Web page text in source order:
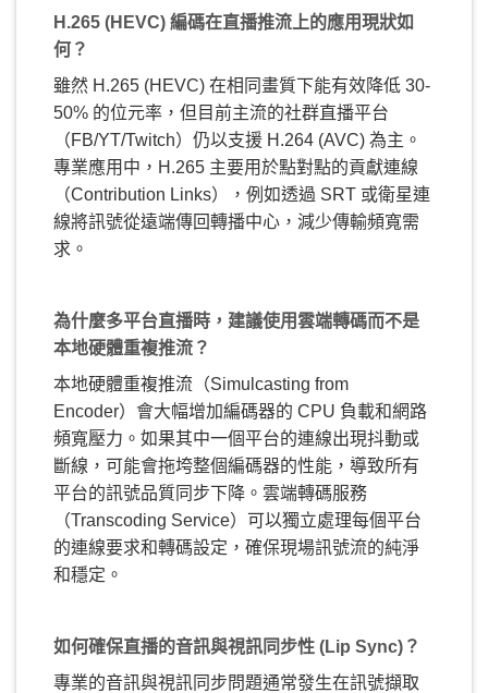
H.265 (HEVC) 編碼在直播推流上的應用現狀如
何？
雖然 H.265 (HEVC) 在相同畫質下能有效降低 30-
50% 的位元率，但目前主流的社群直播平台
（FB/YT/Twitch）仍以支援 H.264 (AVC) 為主。
專業應用中，H.265 主要用於點對點的貢獻連線
（Contribution Links），例如透過 SRT 或衛星連
線將訊號從遠端傳回轉播中心，減少傳輸頻寬需
求。
為什麼多平台直播時，建議使用雲端轉碼而不是
本地硬體重複推流？
本地硬體重複推流（Simulcasting from
Encoder）會大幅增加編碼器的 CPU 負載和網路
頻寬壓力。如果其中一個平台的連線出現抖動或
斷線，可能會拖垮整個編碼器的性能，導致所有
平台的訊號品質同步下降。雲端轉碼服務
（Transcoding Service）可以獨立處理每個平台
的連線要求和轉碼設定，確保現場訊號流的純淨
和穩定。
如何確保直播的音訊與視訊同步性 (Lip Sync)？
專業的音訊與視訊同步問題通常發生在訊號擷取